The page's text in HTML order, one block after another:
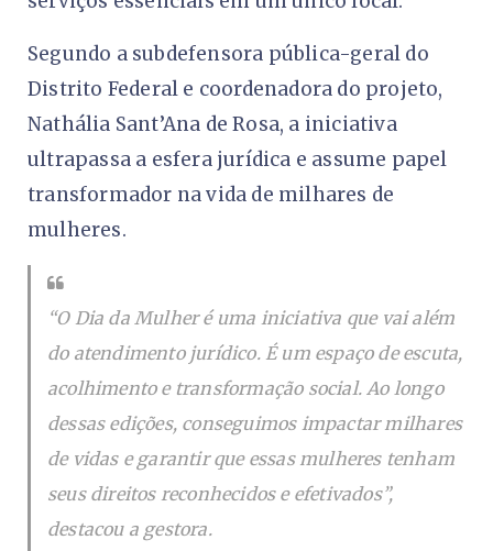
Segundo a subdefensora pública-geral do
Distrito Federal e coordenadora do projeto,
Nathália Sant’Ana de Rosa, a iniciativa
ultrapassa a esfera jurídica e assume papel
transformador na vida de milhares de
mulheres.
“O Dia da Mulher é uma iniciativa que vai além
do atendimento jurídico. É um espaço de escuta,
acolhimento e transformação social. Ao longo
dessas edições, conseguimos impactar milhares
de vidas e garantir que essas mulheres tenham
seus direitos reconhecidos e efetivados”,
destacou a gestora.